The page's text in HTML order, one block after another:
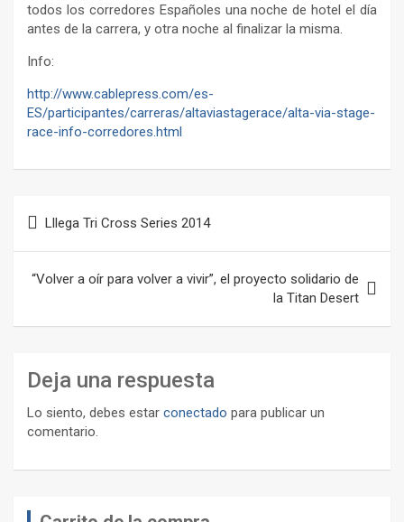
todos los corredores Españoles una noche de hotel el día
antes de la carrera, y otra noche al finalizar la misma.
Info:
http://www.cablepress.com/es-
ES/participantes/carreras/altaviastagerace/alta-via-stage-
race-info-corredores.html
de
entradas
Lllega Tri Cross Series 2014
“Volver a oír para volver a vivir”, el proyecto solidario de
la Titan Desert
Deja una respuesta
Lo siento, debes estar conectado para publicar un
comentario.